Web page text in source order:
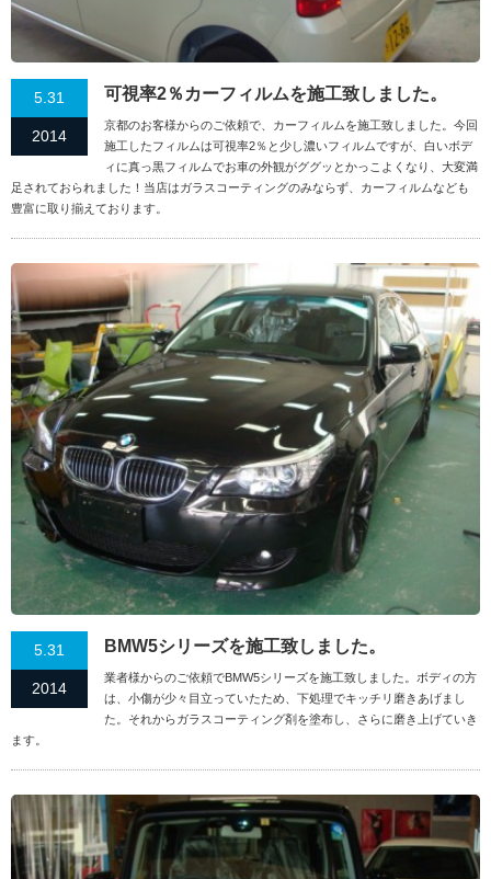
5.31
2014
可視率2％カーフィルムを施工致しました。
京都のお客様からのご依頼で、カーフィルムを施工致しました。今回
施工したフィルムは可視率2％と少し濃いフィルムですが、白いボデ
ィに真っ黒フィルムでお車の外観がググッとかっこよくなり、大変満
足されておられました！当店はガラスコーティングのみならず、カーフィルムなども
豊富に取り揃えております。
5.31
2014
BMW5シリーズを施工致しました。
業者様からのご依頼でBMW5シリーズを施工致しました。ボディの方
は、小傷が少々目立っていたため、下処理でキッチリ磨きあげまし
た。それからガラスコーティング剤を塗布し、さらに磨き上げていき
ます。